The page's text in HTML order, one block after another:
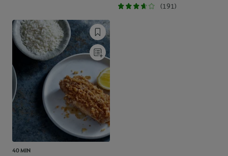
(191)
40 MIN